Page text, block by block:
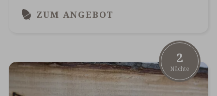
ZUM ANGEBOT
2
Nächte